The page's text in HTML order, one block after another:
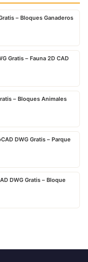
– Bloques Ganaderos
Gratis – Fauna 2D CAD
– Bloques Animales
DWG Gratis – Parque
DWG Gratis – Bloque